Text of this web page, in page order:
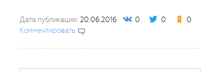
Дата публикации: 20.06.2016 0 0
0
Комментировать